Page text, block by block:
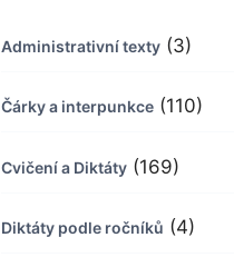
Administrativní texty (3)
Čárky a interpunkce (110)
Cvičení a Diktáty (169)
Diktáty podle ročníků (4)